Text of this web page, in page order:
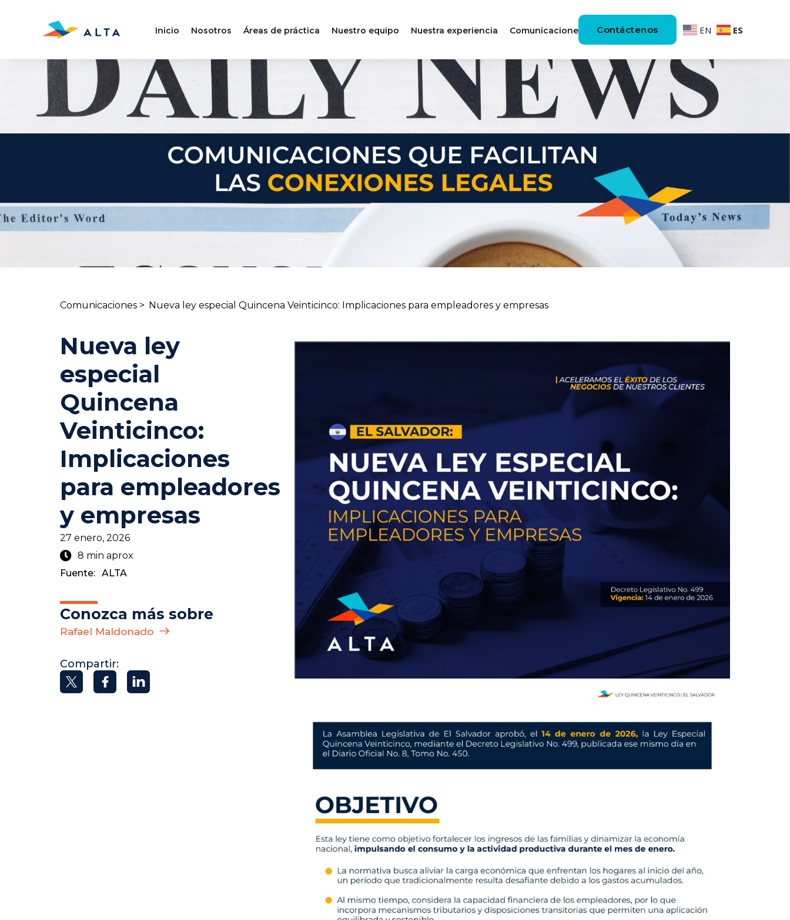
Inicio Nosotros Áreas de práctica Nuestro equipo Nuestra experiencia Comunicaciones Contáctenos EN ES
Comunicaciones > Nueva ley especial Quincena Veinticinco: Implicaciones para empleadores y empresas
Nueva ley
especial
Quincena
Veinticinco:
Implicaciones
para empleadores
y empresas
27 enero, 2026
8 min aprox
Fuente: ALTA
Conozca más sobre
Rafael Maldonado
Compartir: